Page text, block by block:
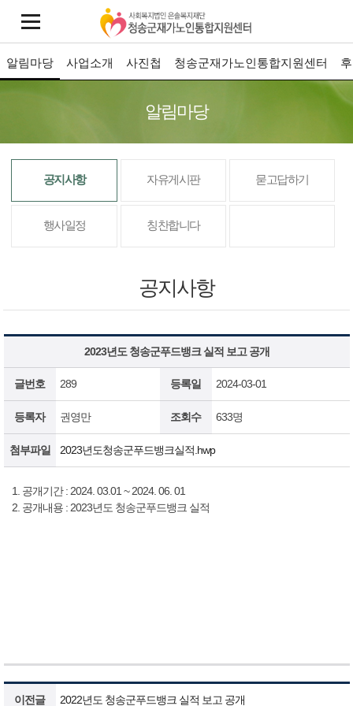
알림마당 사업소개 사진첩 청송군재가노인통합지원센터
알림마당
공지사항 자유게시판 묻고답하기
행사일정 칭찬합니다
공지사항
2023년도 청송군푸드뱅크 실적 보고 공개
글번호 289 등록일 2024-03-01
등록자 권영만 조회수 633명
첨부파일 2023년도청송군푸드뱅크실적.hwp
1. 공개기간 : 2024. 03.01 ~ 2024. 06. 01
2. 공개내용 : 2023년도 청송군푸드뱅크 실적
이전글 2022년도 청송군푸드뱅크 실적 보고 공개